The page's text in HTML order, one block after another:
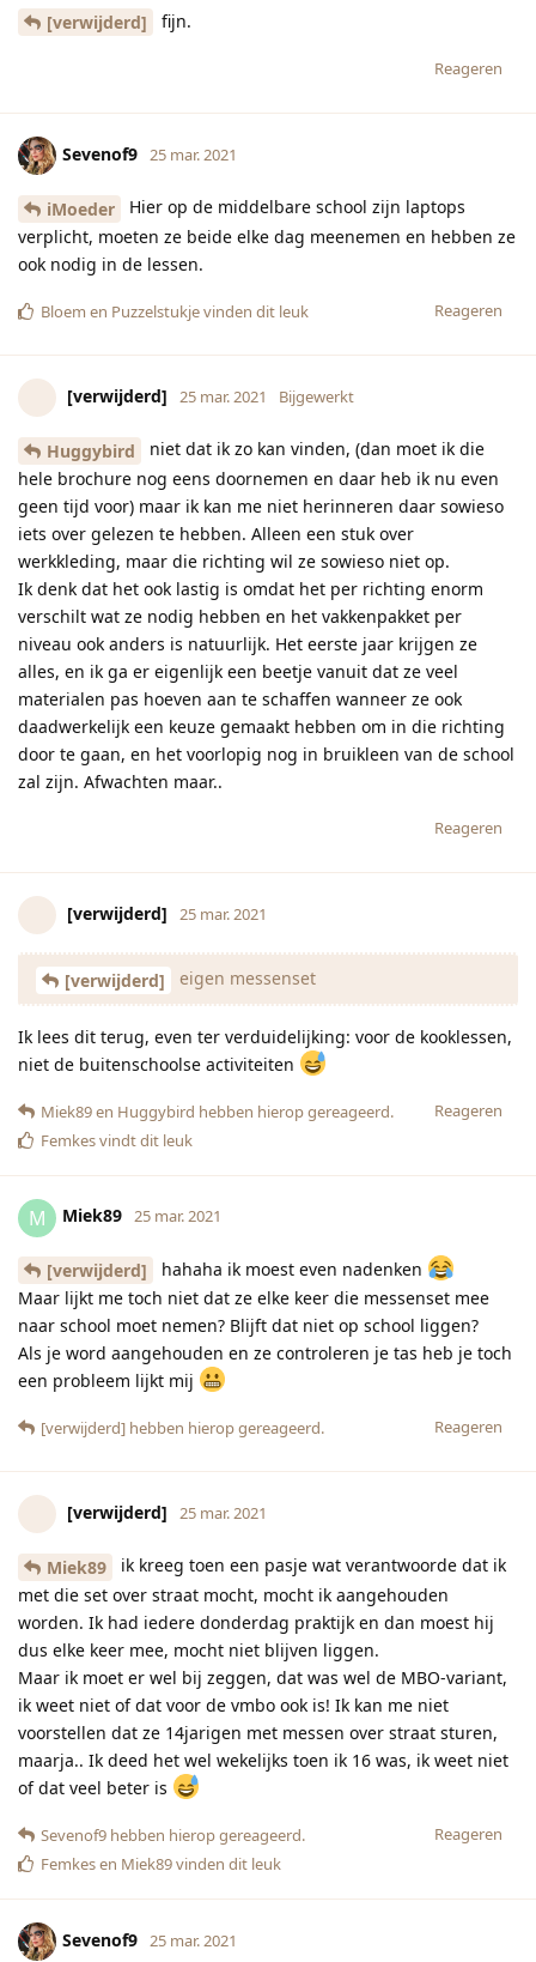
[verwijderd] fijn.
Reageren
Sevenof9 25 mar. 2021
iMoeder
Hier op de middelbare school zijn laptops
verplicht, moeten ze beide elke dag meenemen en hebben ze
ook nodig in de lessen.
Reageren
Bloem en Puzzelstukjevinden dit leuk
[verwijderd] 25 mar. 2021 Bijgewerkt
Huggybird
niet dat ik zo kan vinden, (dan moet ik die
hele brochure nog eens doornemen en daar heb ik nu even
geen tijd voor) maar ik kan me niet herinneren daar sowieso
iets over gelezen te hebben. Alleen een stuk over
werkkleding, maar die richting wil ze sowieso niet op.
Ik denk dat het ook lastig is omdat het per richting enorm
verschilt wat ze nodig hebben en het vakkenpakket per
niveau ook anders is natuurlijk. Het eerste jaar krijgen ze
alles, en ik ga er eigenlijk een beetje vanuit dat ze veel
materialen pas hoeven aan te schaffen wanneer ze ook
daadwerkelijk een keuze gemaakt hebben om in die richting
door te gaan, en het voorlopig nog in bruikleen van de school
zal zijn. Afwachten maar..
Reageren
[verwijderd] 25 mar. 2021
[verwijderd] eigen messenset
Ik lees dit terug, even ter verduidelijking: voor de kooklessen,
niet de buitenschoolse activiteiten
Reageren
Miek89en Huggybird hebben hierop gereageerd.
Femkesvindt dit leuk
M Miek89 25 mar. 2021
[verwijderd]
hahaha ik moest even nadenken
Maar lijkt me toch niet dat ze elke keer die messenset mee
naar school moet nemen? Blijft dat niet op school liggen?
Als je word aangehouden en ze controleren je tas heb je toch
een probleem lijkt mij
Reageren
[verwijderd] hebben hierop gereageerd.
[verwijderd] 25 mar. 2021
Miek89
ik kreeg toen een pasje wat verantwoorde dat ik
met die set over straat mocht, mocht ik aangehouden
worden. Ik had iedere donderdag praktijk en dan moest hij
dus elke keer mee, mocht niet blijven liggen.
Maar ik moet er wel bij zeggen, dat was wel de MBO-variant,
ik weet niet of dat voor de vmbo ook is! Ik kan me niet
voorstellen dat ze 14jarigen met messen over straat sturen,
maarja.. Ik deed het wel wekelijks toen ik 16 was, ik weet niet
of dat veel beter is
Reageren
Sevenof9 hebben hierop gereageerd.
Femkesen Miek89vinden dit leuk
Sevenof9 25 mar. 2021